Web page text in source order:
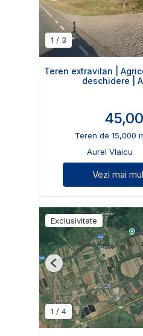
1 / 3
Teren extravilan |
deschidere |
Teren de 15,000
Aurel Vlaicu
Vezi mai
Exclusivitate
1 / 4
Previous